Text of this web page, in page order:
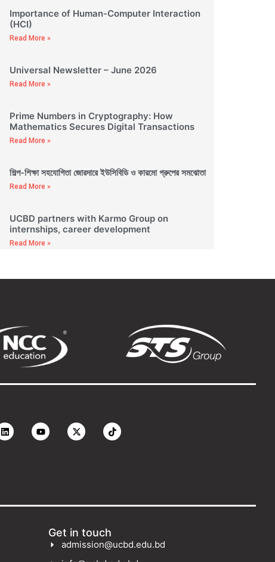
Importance of Human-Computer Interaction
(HCI)
Read More »
Universal Newsletter – June 2026
Read More »
Prime Numbers in Cryptography: How
Mathematics Secures Digital Transactions
Read More »
শিল্প-শিক্ষা সহযোগিতা জোরদারে ইউসিবিডি ও কারমো গ্রুপের সমঝোতা
Read More »
UCBD partners with Karmo Group on
internships, career development
Read More »
Get in touch
admission@ucbd.edu.bd